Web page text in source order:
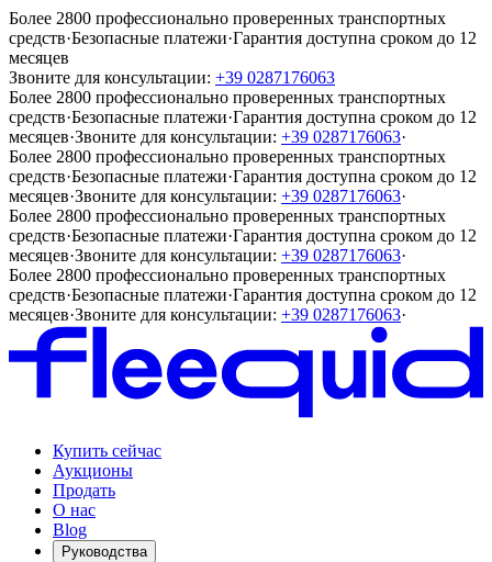
Более 2800 профессионально проверенных транспортных
средств·Безопасные платежи·Гарантия доступна сроком до 12
месяцев
Звоните для консультации: +39 0287176063
Более 2800 профессионально проверенных транспортных
средств·Безопасные платежи·Гарантия доступна сроком до 12
месяцев·Звоните для консультации: +39 0287176063·
Более 2800 профессионально проверенных транспортных
средств·Безопасные платежи·Гарантия доступна сроком до 12
месяцев·Звоните для консультации: +39 0287176063·
Более 2800 профессионально проверенных транспортных
средств·Безопасные платежи·Гарантия доступна сроком до 12
месяцев·Звоните для консультации: +39 0287176063·
Более 2800 профессионально проверенных транспортных
средств·Безопасные платежи·Гарантия доступна сроком до 12
месяцев·Звоните для консультации: +39 0287176063·
Купить сейчас
Аукционы
Продать
О нас
Blog
Руководства